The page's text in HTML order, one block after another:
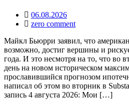
06.08.2026
zero comment
Майкл Бьюрри заявил, что
возможно, достиг вершины и
года. И это несмотря на то, что во
день на новом историческом
прославившийся прогнозом
написал об этом во вторник в
запись 4 августа 2026: Мои […]